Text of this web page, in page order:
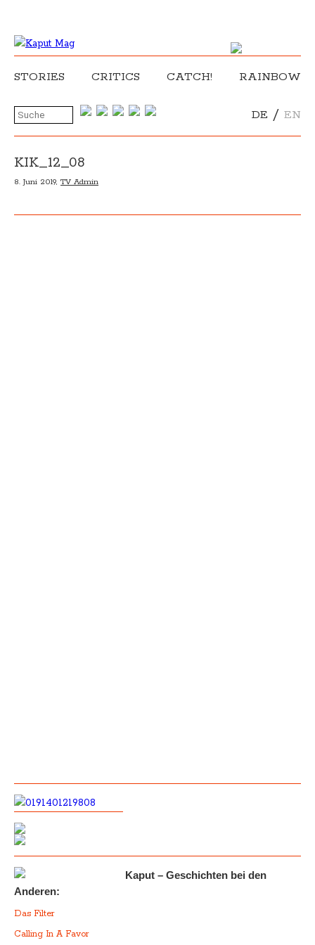
STORIES CRITICS CATCH! RAINBOW
DE / EN
KIK_12_08
8. Juni 2019, TV Admin
Kaput – Geschichten bei den
Anderen:
Das Filter
Calling In A Favor